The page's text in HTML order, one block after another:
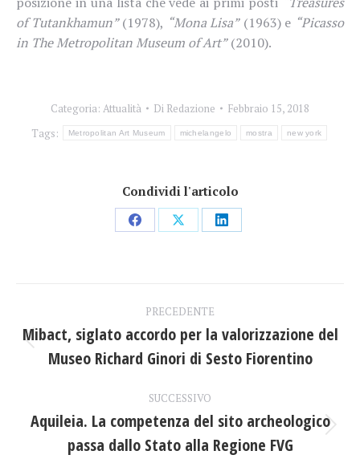
of Tutankhamun”(1978), “Mona Lisa”(1963) e “Picasso
in The Metropolitan Museum of Art”(2010).
Categoria: Attualità Di Redazione
Febbraio 15, 2018
Tags:
Metropolitan Art Museum michelangelo mostra new york
Condividi l'articolo
CondividiCondividiCondividi
tra
post
PRECEDENTE
Post
precedente:
Mibact, siglato accordo per la valorizzazione del
Museo Richard Ginori di Sesto Fiorentino
SUCCESSIVO
Prossimo
post:
Aquileia. La competenza del sito archeologico
passa dallo Stato alla Regione FVG